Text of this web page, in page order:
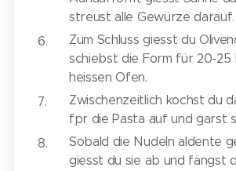
streust alle Gewürze darauf.
Zum Schluss giesst du
schiebst die Form für 20-25
heissen Ofen.
Zwischenzeitlich kochst du
fpr die Pasta auf und garst
Sobald die Nudeln aldente
giesst du sie ab und fängst